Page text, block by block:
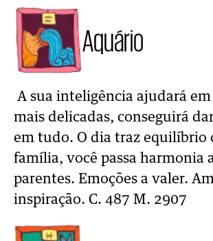
Aquário
A sua inteligência ajudará
mais delicadas, conseguirá
em tudo. O dia traz equilíbrio
família, você passa harmonia
parentes. Emoções a valer.
inspiração. C. 487 M. 2907